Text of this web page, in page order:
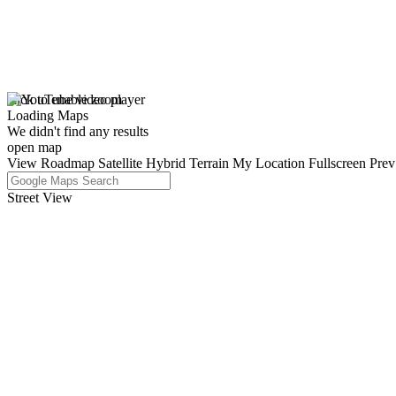
click to enable zoom
Loading Maps
We didn't find any results
open map
View Roadmap Satellite Hybrid Terrain My Location Fullscreen Prev
Street View